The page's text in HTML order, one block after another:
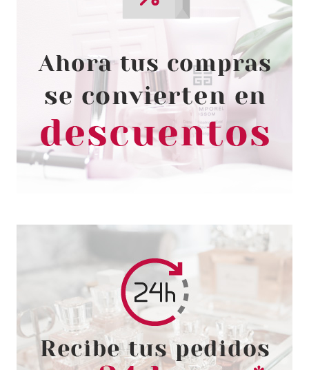
ESSENCE
ESSENCE GEL NAIL COLOUR
ESMALTE DE UÑAS 72 LEFT ME
ON
Pvr 1.99€
-15%
desde
1.70€
ESSENCE
ESSENCE HARLEY QUINN
ESMALTE DE UÑAS HOLO